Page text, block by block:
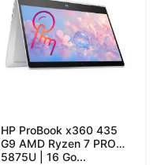
HP ProBook x360 435
G9 AMD Ryzen 7 PRO
5875U | 16 Go...